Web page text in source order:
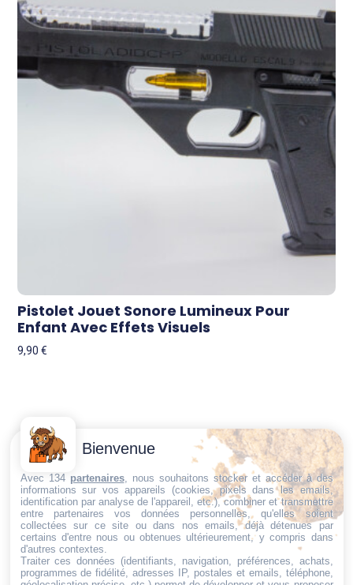
Pistolet Jouet Sonore Lumineux Pour
Enfant Avec Effets Visuels
9,90€
Trouvez ce qu'il vous faut,
au bon endroit
Conditions
générales
de vente
Politique de
cookies
Politique de
confidentialité
Mentions
Contactez-
Nous
Email:
dt@sasbms.fr
Bienvenue
Avec 134 partenaires, nous souhaitons stocker et accéder à des
informations sur vos appareils (cookies, pixels dans les emails,
identification par analyse de l'appareil, etc.), combiner et transmettre
entre partenaires vos données personnelles, qu'elles soient
collectées sur ce site ou dans nos emails, déjà détenues par
certains d'entre nous ou obtenues ultérieurement, y compris dans
d'autres contextes.
Traiter ces données (identifiants, navigation, préférences, achats,
programmes de fidélité, adresses IP, postales et emails, téléphone,